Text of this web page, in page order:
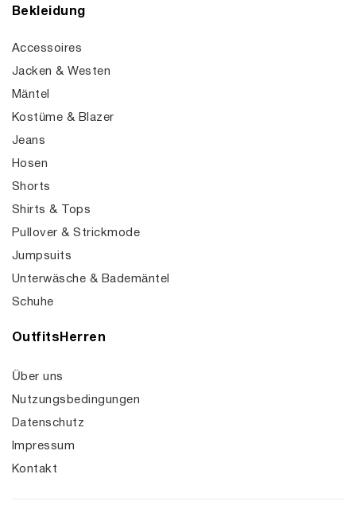
Bekleidung
Accessoires
Jacken & Westen
Mäntel
Kostüme & Blazer
Jeans
Hosen
Shorts
Shirts & Tops
Pullover & Strickmode
Jumpsuits
Unterwäsche & Bademäntel
Schuhe
OutfitsHerren
Über uns
Nutzungsbedingungen
Datenschutz
Impressum
Kontakt